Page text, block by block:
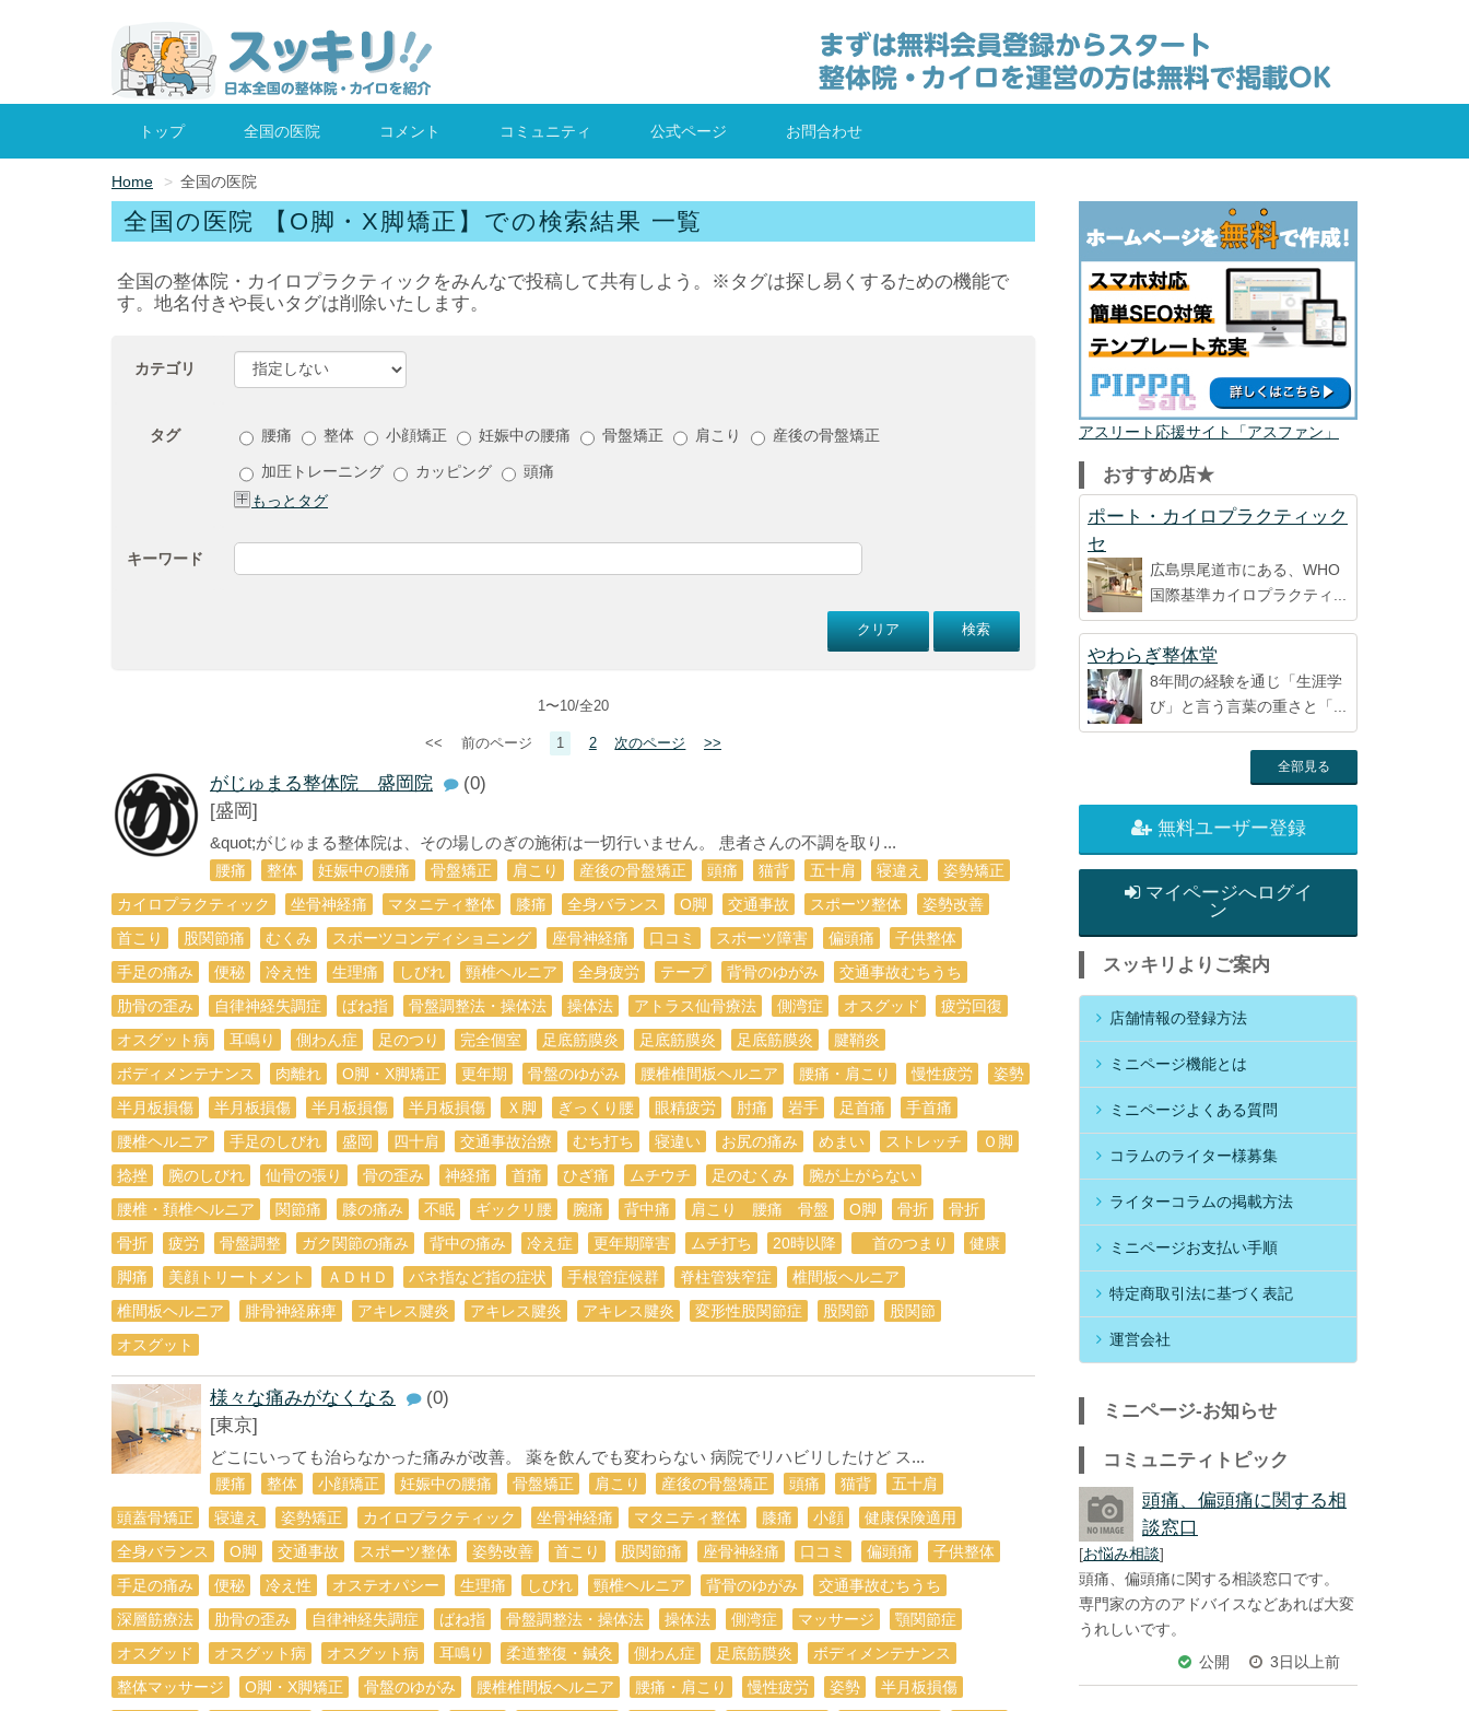
トップ 全国の医院 コメント コミュニティ 公式ページ お問合わせ
Home 全国の医院
全国の医院 【O脚・X脚矯正】での検索結果 一覧
全国の整体院・カイロプラクティックをみんなで投稿して共有しよう。※タグは探し易くするための機能で
す。地名付きや長いタグは削除いたします。
カテゴリ
タグ 腰痛 整体 小顔矯正 妊娠中の腰痛 骨盤矯正 肩こり 産後の骨盤矯正
加圧トレーニング カッピング
頭痛
もっとタグ
キーワード
1〜10/全20
<< 前のページ 1 2 次のページ >>
がじゅまる整体院 盛岡院
(0)
[盛岡]
&quot;がじゅまる整体院は、その場しのぎの施術は一切行いません。 患者さんの不調を取り...
腰痛 整体 妊娠中の腰痛 骨盤矯正 肩こり 産後の骨盤矯正 頭痛 猫背 五十肩 寝違え
姿勢矯正
カイロプラクティック
坐骨神経痛 マタニティ整体 膝痛 全身バランス О脚 交通事故 スポーツ整体
姿勢改善
首こり
股関節痛 むくみ スポーツコンディショニング 座骨神経痛 口コミ スポーツ障害 偏頭痛
子供整体
手足の痛み
便秘 冷え性 生理痛 しびれ 頸椎ヘルニア 全身疲労 テープ 背骨のゆがみ
交通事故むちうち
肋骨の歪み
自律神経失調症 ばね指 骨盤調整法・操体法 操体法 アトラス仙骨療法 側湾症 オスグッド
疲労回復
オスグット病
耳鳴り 側わん症 足のつり 完全個室 足底筋膜炎 足底筋膜炎 足底筋膜炎
腱鞘炎
ボディメンテナンス
肉離れ O脚・X脚矯正 更年期 骨盤のゆがみ 腰椎椎間板ヘルニア 腰痛・肩こり 慢性疲労
姿勢
半月板損傷
半月板損傷 半月板損傷 半月板損傷 Ｘ脚 ぎっくり腰 眼精疲労 肘痛 岩手 足首痛
手首痛
腰椎ヘルニア
手足のしびれ 盛岡 四十肩 交通事故治療 むち打ち 寝違い お尻の痛み めまい ストレッチ
Ｏ脚
捻挫
腕のしびれ 仙骨の張り 骨の歪み 神経痛 首痛 ひざ痛 ムチウチ 足のむくみ
腕が上がらない
腰椎・頚椎ヘルニア
関節痛 膝の痛み 不眠 ギックリ腰 腕痛 背中痛 肩こり 腰痛 骨盤 O脚 骨折
骨折
骨折
疲労 骨盤調整 ガク関節の痛み 背中の痛み 冷え症 更年期障害 ムチ打ち 20時以降 首のつまり
健康
脚痛
美顔トリートメント ＡＤＨＤ バネ指など指の症状 手根管症候群 脊柱管狭窄症
椎間板ヘルニア
椎間板ヘルニア
腓骨神経麻痺 アキレス腱炎 アキレス腱炎 アキレス腱炎 変形性股関節症 股関節
股関節
オスグット
様々な痛みがなくなる
(0)
[東京]
どこにいっても治らなかった痛みが改善。 薬を飲んでも変わらない 病院でリハビリしたけど ス...
腰痛 整体 小顔矯正 妊娠中の腰痛 骨盤矯正 肩こり 産後の骨盤矯正 頭痛 猫背
五十肩
頭蓋骨矯正
寝違え 姿勢矯正 カイロプラクティック 坐骨神経痛 マタニティ整体 膝痛 小顔
健康保険適用
全身バランス
О脚 交通事故 スポーツ整体 姿勢改善 首こり 股関節痛 座骨神経痛 口コミ 偏頭痛
子供整体
手足の痛み
便秘 冷え性 オステオパシー 生理痛 しびれ 頸椎ヘルニア 背骨のゆがみ
交通事故むちうち
深層筋療法
肋骨の歪み 自律神経失調症 ばね指 骨盤調整法・操体法 操体法 側湾症 マッサージ
顎関節症
オスグッド
オスグット病 オスグット病 耳鳴り 柔道整復・鍼灸 側わん症 足底筋膜炎
ボディメンテナンス
整体マッサージ
O脚・X脚矯正 骨盤のゆがみ 腰椎椎間板ヘルニア 腰痛・肩こり 慢性疲労 姿勢
半月板損傷
アスリート応援サイト「アスファン」
おすすめ店★
ポート・カイロプラクティック
セ
広島県尾道市にある、WHO
国際基準カイロプラクティ...
やわらぎ整体堂
8年間の経験を通じ「生涯学
び」と言う言葉の重さと「...
全部見る
無料ユーザー登録
マイページへログイ
ン
スッキリよりご案内
店舗情報の登録方法
ミニページ機能とは
ミニページよくある質問
コラムのライター様募集
ライターコラムの掲載方法
ミニページお支払い手順
特定商取引法に基づく表記
運営会社
ミニページ-お知らせ
コミュニティトピック
頭痛、偏頭痛に関する相
談窓口
[お悩み相談]
頭痛、偏頭痛に関する相談窓口です。
専門家の方のアドバイスなどあれば大変
うれしいです。
公開
3日以上前